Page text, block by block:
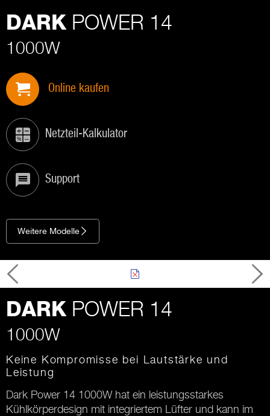
DARK POWER 14
1000W
Online kaufen
Netzteil-Kalkulator
Support
Weitere Modelle
DARK POWER 14
1000W
Keine Kompromisse bei Lautstärke und
Leistung
Dark Power 14 1000W hat ein leistungsstarkes
Kühlkörperdesign mit integriertem Lüfter und kann im